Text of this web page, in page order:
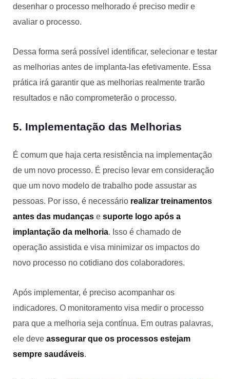
desenhar o processo melhorado é preciso medir e
avaliar o processo.
Dessa forma será possível identificar, selecionar e testar
as melhorias antes de implanta-las efetivamente. Essa
prática irá garantir que as melhorias realmente trarão
resultados e não comprometerão o processo.
5. Implementação das Melhorias
É comum que haja certa resistência na implementação
de um novo processo. É preciso levar em consideração
que um novo modelo de trabalho pode assustar as
pessoas. Por isso, é necessário realizar treinamentos
antes das mudanças e suporte logo após a
implantação da melhoria. Isso é chamado de
operação assistida e visa minimizar os impactos do
novo processo no cotidiano dos colaboradores.
Após implementar, é preciso acompanhar os
indicadores. O monitoramento visa medir o processo
para que a melhoria seja contínua. Em outras palavras,
ele deve assegurar que os processos estejam
sempre saudáveis.